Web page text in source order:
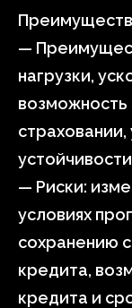
—
нагрузки,
возможность
— Риски:
условиях
сохранению
кредита,
кредита и